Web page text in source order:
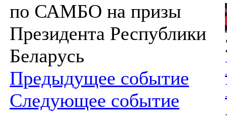
по САМБО на призы
Президента Республики
Беларусь
Предыдущее событие
Следующее событие